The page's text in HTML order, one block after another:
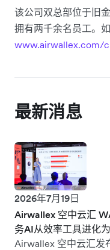
该公司双总部位于旧
拥有两千余名员工。
www.airwallex.com/
最新消息
2026年7月19日
Airwallex 空中云汇
务AI从效率工具进化
Airwallex 空中云汇发